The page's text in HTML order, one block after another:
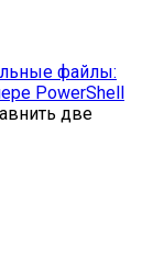
файлы:
PowerShell
две